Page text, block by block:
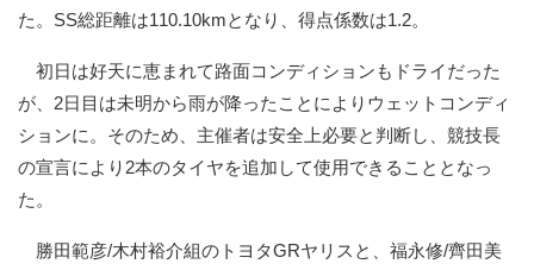
た。SS総距離は110.10kmとなり、得点係数は1.2。
初日は好天に恵まれて路面コンディションもドライだった
が、2日目は未明から雨が降ったことによりウェットコンディ
ションに。そのため、主催者は安全上必要と判断し、競技長
の宣言により2本のタイヤを追加して使用できることとなっ
た。
勝田範彦/木村裕介組のトヨタGRヤリスと、福永修/齊田美